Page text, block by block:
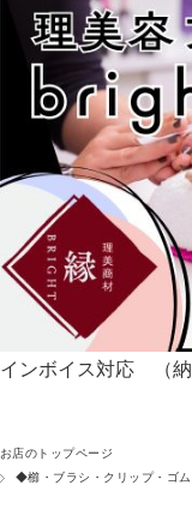
インボイス対応 （
お店のトップページ
◆櫛・ブラシ・クリップ・ゴ